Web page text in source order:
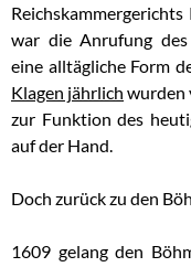
war die Anrufung des
eine alltägliche Form
Klagen jährlich wurden
zur Funktion des
auf der Hand.
Doch zurück zu den
1609 gelang den